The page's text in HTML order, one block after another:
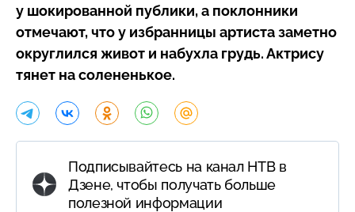
у шокированной публики, а поклонники
отмечают, что у избранницы артиста заметно
округлился живот и набухла грудь. Актрису
тянет на солененькое.
Подписывайтесь на канал НТВ в
Дзене, чтобы получать больше
полезной информации